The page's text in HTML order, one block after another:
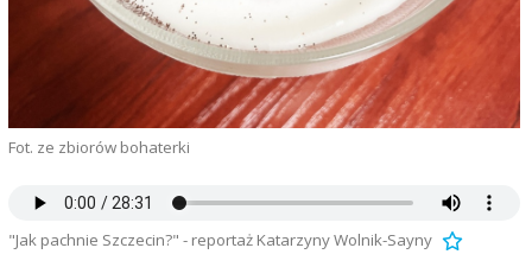
Fot. ze zbiorów bohaterki
"Jak pachnie Szczecin?" - reportaż Katarzyny Wolnik-Sayny